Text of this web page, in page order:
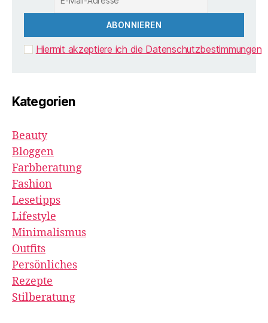
Hiermit akzeptiere ich die Datenschutzbestimmungen
Kategorien
Beauty
Bloggen
Farbberatung
Fashion
Lesetipps
Lifestyle
Minimalismus
Outfits
Persönliches
Rezepte
Stilberatung